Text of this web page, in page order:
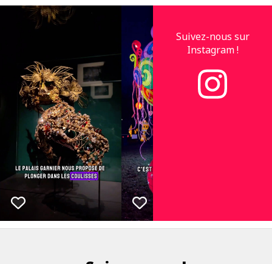
Suivez-nous sur
Instagram !